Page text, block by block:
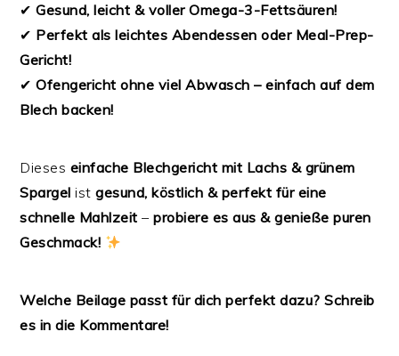
✔Gesund, leicht & voller Omega-3-Fettsäuren!
✔ Perfekt als leichtes Abendessen oder Meal-Prep-
Gericht!
✔Ofengericht ohne viel Abwasch – einfach auf dem
Blech backen!
Dieses einfache Blechgericht mit Lachs & grünem
Spargel istgesund, köstlich & perfekt für eine
schnelle Mahlzeit –probiere es aus & genieße puren
Geschmack!
Welche Beilage passt für dich perfekt dazu? Schreib
es in die Kommentare!